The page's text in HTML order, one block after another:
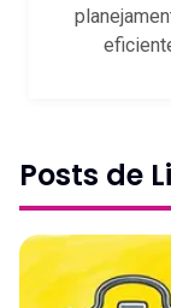
Posts de